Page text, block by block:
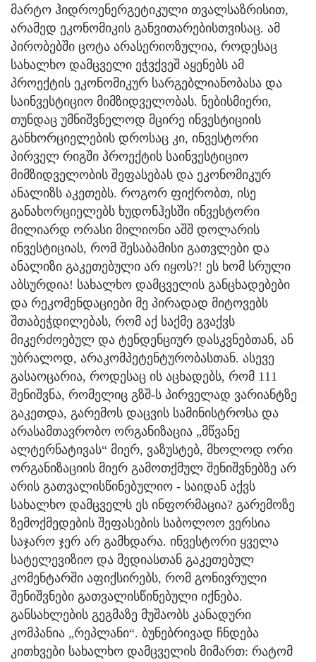
მარტო ჰიდროენერგეტიკული თვალსაზრისით,
არამედ ეკონომიკის განვითარებისთვისაც. ამ
პირობებში ცოტა არასერიოზულია, როდესაც
სახალხო დამცველი ეჭვქვეშ აყენებს ამ
პროექტის ეკონომიკურ სარგებლიანობასა და
საინვესტიციო მიმზიდველობას. ნებისმიერი,
თუნდაც უმნიშვნელოდ მცირე ინვესტიციის
განხორციელების დროსაც კი, ინვესტორი
პირველ რიგში პროექტის საინვესტიციო
მიმზიდველობის შეფასებას და ეკონომიკურ
ანალიზს აკეთებს. როგორ ფიქრობთ, ისე
განახორციელებს ხუდონჰესში ინვესტორი
მილიარდ ორასი მილიონი აშშ დოლარის
ინვესტიციას, რომ შესაბამისი გათვლები და
ანალიზი გაკეთებული არ იყოს?! ეს ხომ სრული
აბსურდია! სახალხო დამცველის განცხადებები
და რეკომენდაციები მე პირადად მიტოვებს
შთაბეჭდილებას, რომ აქ საქმე გვაქვს
მიკერძოებულ და ტენდენციურ დასკვნებთან, ან
უბრალოდ, არაკომპეტენტურობასთან. ასევე
გასაოცარია, როდესაც ის აცხადებს, რომ 111
შენიშვნა, რომელიც გზშ-ს პირველად ვარიანტზე
გაკეთდა, გარემოს დაცვის სამინისტროსა და
არასამთავრობო ორგანიზაცია „მწვანე
ალტერნატივას“ მიერ, ვაზუსტებ, მხოლოდ ორი
ორგანიზაციის მიერ გამოთქმულ შენიშვნებზე არ
არის გათვალისწინებულიო - საიდან აქვს
სახალხო დამცველს ეს ინფორმაცია? გარემოზე
ზემოქმედების შეფასების საბოლოო ვერსია
საჯარო ჯერ არ გამხდარა. ინვესტორი ყველა
სატელევიზიო და მედიასთან გაკეთებულ
კომენტარში აფიქსირებს, რომ გონივრული
შენიშვნები გათვალისწინებული იქნება.
განსახლების გეგმაზე მუშაობს კანადური
კომპანია „რეპლანი“. ბუნებრივად ჩნდება
კითხვები სახალხო დამცველის მიმართ: რატომ